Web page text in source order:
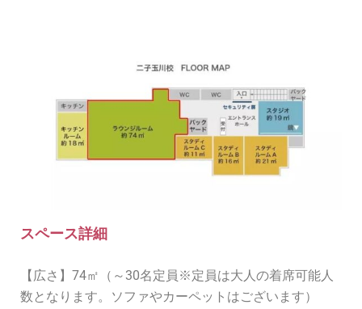
スペース詳細
【広さ】74㎡（～30名定員※定員は大人の着席可能人
数となります。ソファやカーペットはございます）